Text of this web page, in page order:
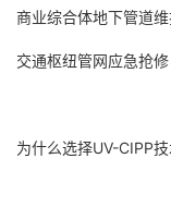
商业综合体地下管道
交通枢纽管网应急抢修
为什么选择UV-CIPP